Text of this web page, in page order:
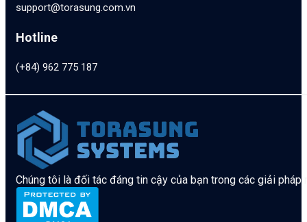
support@torasung.com.vn
Hotline
(+84) 962 775 187
Chúng tôi là đối tác đáng tin cậy của bạn trong các giải pháp